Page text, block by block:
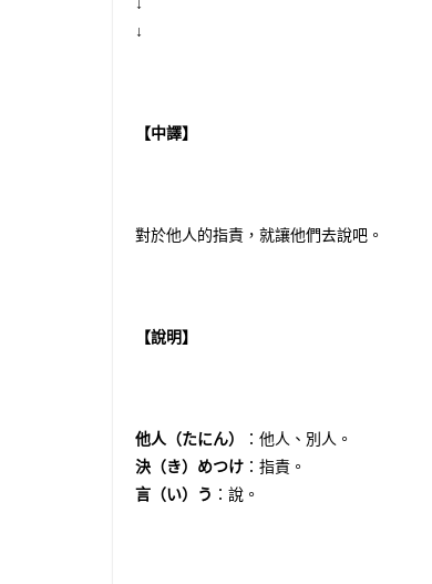
↓
【中譯】
對於他人的指責，就讓他們去說吧。
【說明】
他人（たにん）
：他人、別人。
決（き）めつけ ：指責。
言（い）う ：說。